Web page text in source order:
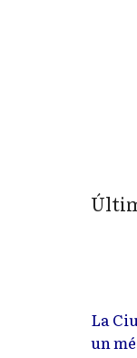
La
un